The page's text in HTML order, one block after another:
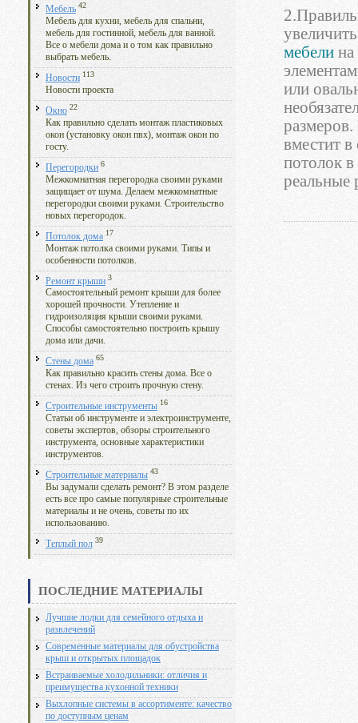
Мебель 42
Мебель для кухни, мебель для спальни,
мебель для гостинной, мебель для ванной.
Все о мебели дома и о том как правильно
выбрать мебель.
Новости 113
Новости проекта
Окно 22
Как правильно сделать монтаж пластиковых
окон (установку окон пвх), монтаж окон по
госту.
Перегородки 6
Межкомнатная перегородка своими руками
защищает от шума. Делаем межкомнатные
перегородки своими руками. Строительство
новых перегородок.
Потолок дома 17
Монтаж потолка своими руками. Типы и
особенности потолков.
Ремонт крыши 3
Самостоятельный ремонт крыши для более
хорошей прочности. Утепление и
гидроизоляция крыши своими руками.
Способы самостоятельно построить крышу
дома или дачи.
Стены дома 65
Как правильно красить стены дома. Все о
стенах. Из чего строить прочную стену.
Строительные инструменты 16
Статьи об инструменте и электроинструменте,
советы экспертов, обзоры строительного
инструмента, основные характеристики
инструментов.
Строительные материалы 43
Вы задумали сделать ремонт? В этом разделе
есть все про самые популярные строительные
материалы и не очень, советы по их
использованию.
Теплый пол 39
ПОСЛЕДНИЕ МАТЕРИАЛЫ
Лучшие лодки для семейного отдыха и
развлечений
Современные материалы для обустройства
крыш и открытых площадок
Встраиваемые холодильники: отличия и
преимущества кухонной техники
Выхлопные системы в ассортименте: качество
по доступным ценам
мебели на
или
вместит
потолок
реальные